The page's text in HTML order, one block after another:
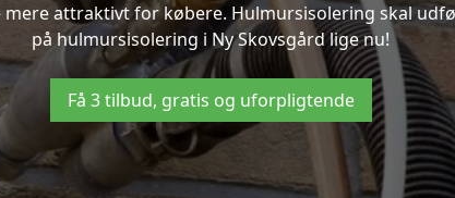
attraktivt for købere. Hulmursisolering skal
på hulmursisolering i Ny Skovsgård lige nu!
Få 3 tilbud, gratis og uforpligtende